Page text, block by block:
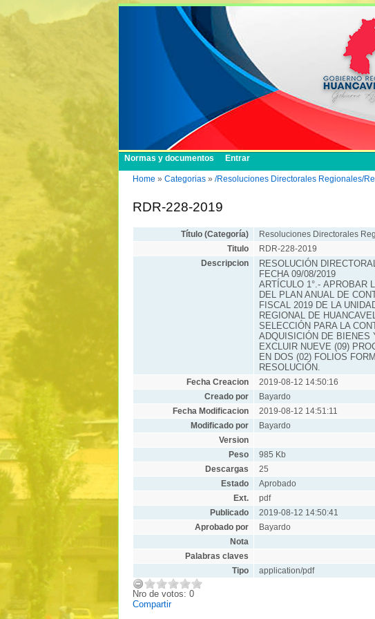
Normas y documentos Entrar
Home » Categorias » /Resoluciones Directorales Regionales/
RDR-228-2019
Título (Categoría)
Resoluciones Directorales
Titulo
RDR-228-2019
Descripcion
RESOLUCIÓN
FECHA 09/08/2019
ARTÍCULO 1°.- APROBAR
DEL PLAN ANUAL DE
FISCAL 2019 DE LA
REGIONAL DE
SELECCIÓN PARA LA
ADQUISICIÓN DE BIENES
EXCLUIR NUEVE (09)
EN DOS (02) FOLIOS
RESOLUCIÓN.
Fecha Creacion
2019-08-12 14:50:16
Creado por
Bayardo
Fecha Modificacion
2019-08-12 14:51:11
Modificado por
Bayardo
Version
Peso
985 Kb
Descargas
25
Estado
Aprobado
Ext.
pdf
Publicado
2019-08-12 14:50:41
Aprobado por
Bayardo
Nota
Palabras claves
Tipo
application/pdf
Nro de votos: 0
Compartir